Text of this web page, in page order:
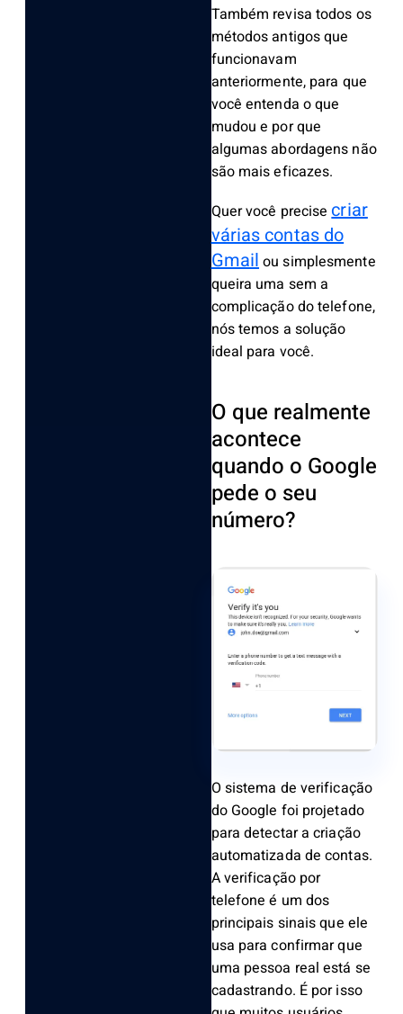
Também revisa todos os
métodos antigos que
funcionavam
anteriormente, para que
você entenda o que
mudou e por que
algumas abordagens não
são mais eficazes.
Quer você precise criar
várias contas do
Gmail ou simplesmente
queira uma sem a
complicação do telefone,
nós temos a solução
ideal para você.
O que realmente
acontece
quando o Google
pede o seu
número?
O sistema de verificação
do Google foi projetado
para detectar a criação
automatizada de contas.
A verificação por
telefone é um dos
principais sinais que ele
usa para confirmar que
uma pessoa real está se
cadastrando. É por isso